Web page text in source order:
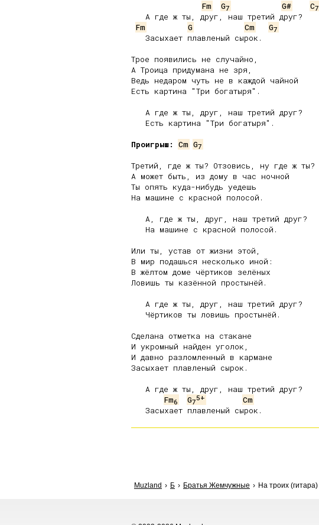
Fm
G7 G# C7
   А где ж ты, друг, наш третий друг?
Fm
G Cm G7
   Засыхает плавленый сырок.
Трое появились не случайно,
А Троица придумана не зря,
Ведь недаром чуть не в каждой чайной
Есть картина "Три богатыря".
   А где ж ты, друг, наш третий друг?
   Есть картина "Три богатыря".
Проигрыш:
Cm G7
Третий, где ж ты? Отзовись, ну где ж ты?
А может быть, из дому в час ночной
Ты опять куда-нибудь уедешь
На машине с красной полосой.
   А, где ж ты, друг, наш третий друг?
   На машине с красной полосой.
Или ты, устав от жизни этой,
В мир подашься несколько иной:
В жёлтом доме чёртиков зелёных
Ловишь ты казённой простынёй.
   А где ж ты, друг, наш третий друг?
   Чёртиков ты ловишь простынёй.
Сделана отметка на стакане
И укромный найден уголок,
И давно разломленный в кармане
Засыхает плавленый сырок.
   А где ж ты, друг, наш третий друг?
Fm6 G75+
Cm
Muzland Б Братья Жемчужные На троих (гитара)